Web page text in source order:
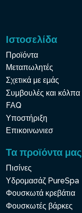
Ιστοσελίδα
Προϊόντα
Μεταπωλητές
Σχετικά με εμάς
Συμβουλές και κόλπα
FAQ
Υποστήριξη
Επικοινωνιεσ
Τα προϊόντα μας
Πισίνες
Υδρομασάζ PureSpa
Φουσκωτά κρεβάτια
Φουσκωτές βάρκες